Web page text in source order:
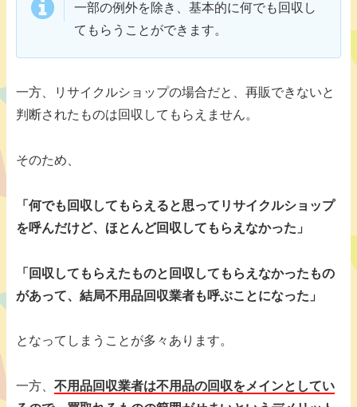
一部の例外を除き、基本的に何でも回収し
てもらうことができます。
一方、リサイクルショップの場合だと、再販できないと
判断されたものは回収してもらえません。
そのため、
「何でも回収してもらえると思ってリサイクルショップ
を呼んだけど、ほとんど回収してもらえなかった」
「回収してもらえたものと回収してもらえなかったもの
があって、結局不用品回収業者も呼ぶことになった」
となってしまうことが多々あります。
一方、 不用品回収業者は不用品の回収をメインとしてい